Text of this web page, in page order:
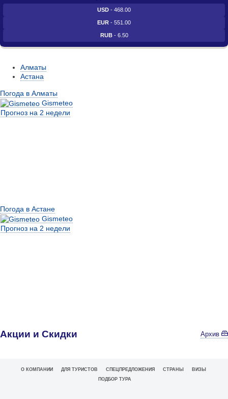
USD - 468.00
EUR - 551.00
RUB- 6.50
Алматы
Астана
Погода в Алматы
Gismeteo
Прогноз на 2 недели
Погода в Астане
Gismeteo
Прогноз на 2 недели
Акции и Скидки Архив
О КОМПАНИИ ДЛЯ ТУРИСТОВ СПЕЦПРЕДЛОЖЕНИЯ СТРАНЫ
ВИЗЫ
ПОДБОР ТУРА